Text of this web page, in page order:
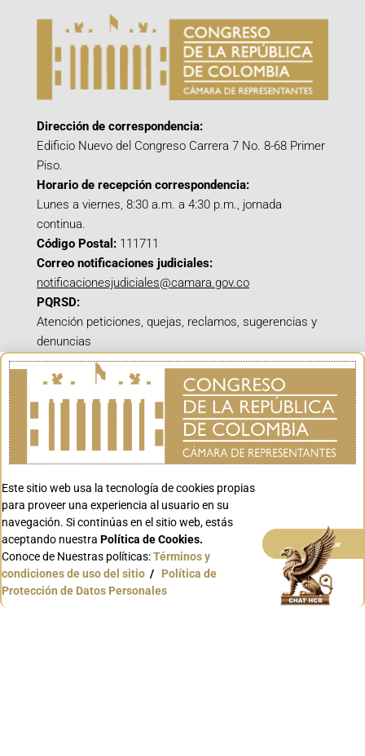
Dirección de correspondencia:
Edificio Nuevo del Congreso Carrera 7 No. 8-68 Primer
Piso.
Horario de recepción correspondencia:
Lunes a viernes, 8:30 a.m. a 4:30 p.m., jornada
continua.
Código Postal: 111711
Correo notificaciones judiciales:
notificacionesjudiciales@camara.gov.co
PQRSD:
Atención peticiones, quejas, reclamos, sugerencias y
denuncias
Línea Nacional Gratuita:018000122512
Correo electrónico:
atencionciudadanacongreso@senado.gov.co
PQRSD
Sistema derecho de petición (PQRSD)
: Unidad de Atención
Horario de atención al público:
Lunes a Viernes de 8:00 am a 5:00 pm
Conmutador:(+57) (601) 8770720
Capitolio Nacional: Calle 10 No. 7- 51
Edificio Nuevo del Congreso: Carrera 7 No. 8 – 68
Sede Administrativa: Carrera 8 No. 12- 02
Este sitio web usa la tecnología de cookies propias
para proveer una experiencia al usuario en su
navegación. Si continúas en el sitio web, estás
aceptando nuestra Política de Cookies.
Conoce de Nuestras políticas:Términos y
condiciones de uso del sitio / Política de
Protección de Datos Personales
Aceptar